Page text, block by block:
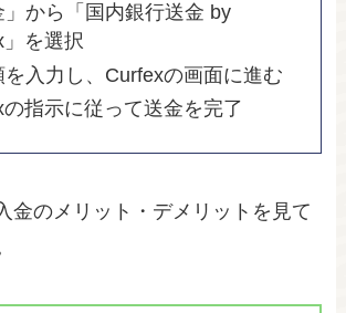
」から「国内銀行送金 by
を選択
を入力し、Curfexの画面に進む
の指示に従って送金を完了
金のメリット・デメリットを見て